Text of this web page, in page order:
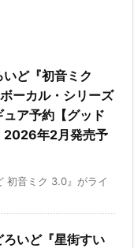
いど『初音ミク
ーカル・シリーズ
ア予約【グッド
2026年2月発売予
初音ミク 3.0』がライ
ろいど『星街すい